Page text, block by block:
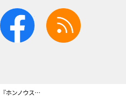
facebook
『ホンノウスイッチ』撮影現場を原作者KUJIRAが訪問！宮近海斗＆葵わかならはプレゼントのイラストに大感激